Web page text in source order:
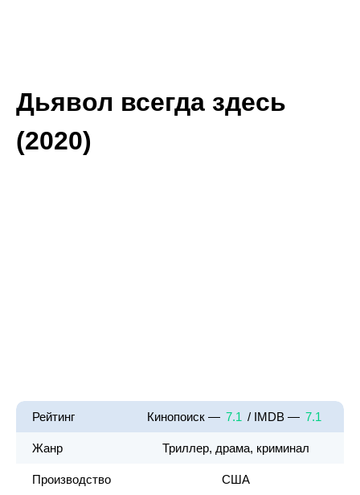
Дьявол всегда здесь
(2020)
Рейтинг Кинопоиск — 7.1 / IMDB — 7.1
Жанр Триллер, драма, криминал
Производство США